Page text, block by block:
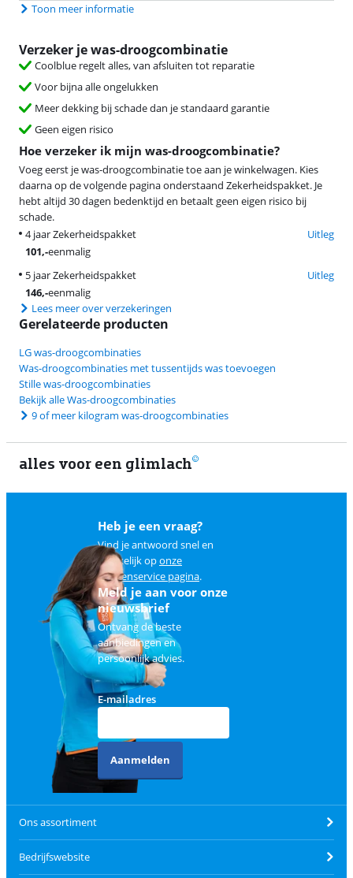
Toon meer informatie
Verzeker je was-droogcombinatie
Coolblue regelt alles, van afsluiten tot reparatie
Voor bijna alle ongelukken
Meer dekking bij schade dan je standaard garantie
Geen eigen risico
Hoe verzeker ik mijn was-droogcombinatie?
Voeg eerst je was-droogcombinatie toe aan je winkelwagen. Kies
daarna op de volgende pagina onderstaand Zekerheidspakket. Je
hebt altijd 30 dagen bedenktijd en betaalt geen eigen risico bij
schade.
4 jaar Zekerheidspakket
Uitleg
101,-eenmalig
5 jaar Zekerheidspakket
Uitleg
146,-eenmalig
Lees meer over verzekeringen
Gerelateerde producten
LG was-droogcombinaties
Was-droogcombinaties met tussentijds was toevoegen
Stille was-droogcombinaties
Bekijk alle Was-droogcombinaties
9 of meer kilogram was-droogcombinaties
alles voor een glimlach
Heb je een vraag?
Vind je antwoord snel en
makkelijk oponze
klantenservice pagina.
Meld je aan voor onze
nieuwsbrief
Ontvang de beste
aanbiedingen en
persoonlijk advies.
E-mailadres
Aanmelden
Ons assortiment
Bedrijfswebsite